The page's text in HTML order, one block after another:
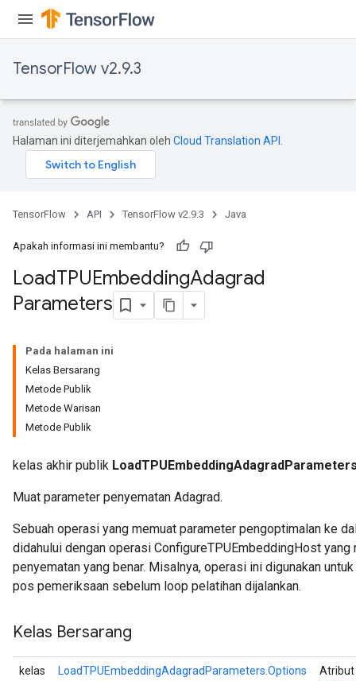
TensorFlow v2.9.3
Halaman ini diterjemahkan oleh Cloud Translation API
TensorFlow API TensorFlow v2.9.3 Java
Apakah informasi ini membantu?
LoadTPUEmbeddingAdagrad
Parameters
Pada halaman ini
Kelas Bersarang
Metode Publik
Metode Warisan
Metode Publik
kelas akhir publik
Muat parameter penyematan Adagrad.
Sebuah operasi yang memuat parameter pengoptimalan ke
didahului dengan operasi ConfigureTPUEmbeddingHost
penyematan yang benar. Misalnya, operasi ini digunakan
pos pemeriksaan sebelum loop pelatihan dijalankan.
Kelas Bersarang
kelas LoadTPUEmbeddingAdagradParameters.Options Atribut